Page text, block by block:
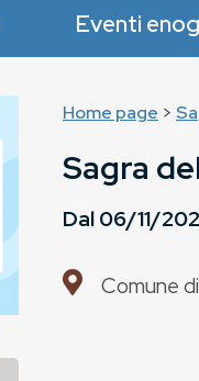
Eventi
Home page >
Sagra
Dal06/11/
Comune di